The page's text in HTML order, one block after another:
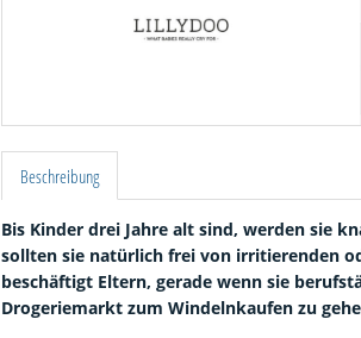
Beschreibung
Bis Kinder drei Jahre alt sind, werden sie
sollten sie natürlich frei von irritierenden
beschäftigt Eltern, gerade wenn sie
Drogeriemarkt zum Windelnkaufen zu